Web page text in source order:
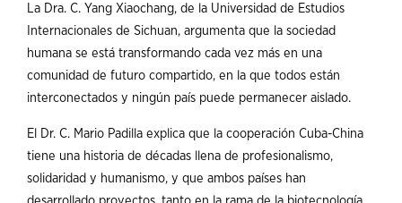
La Dra. C. Yang Xiaochang, de la Universidad de Estudios
Internacionales de Sichuan, argumenta que la sociedad
humana se está transformando cada vez más en una
comunidad de futuro compartido, en la que todos están
interconectados y ningún país puede permanecer aislado.
El Dr. C. Mario Padilla explica que la cooperación Cuba-China
tiene una historia de décadas llena de profesionalismo,
solidaridad y humanismo, y que ambos países han